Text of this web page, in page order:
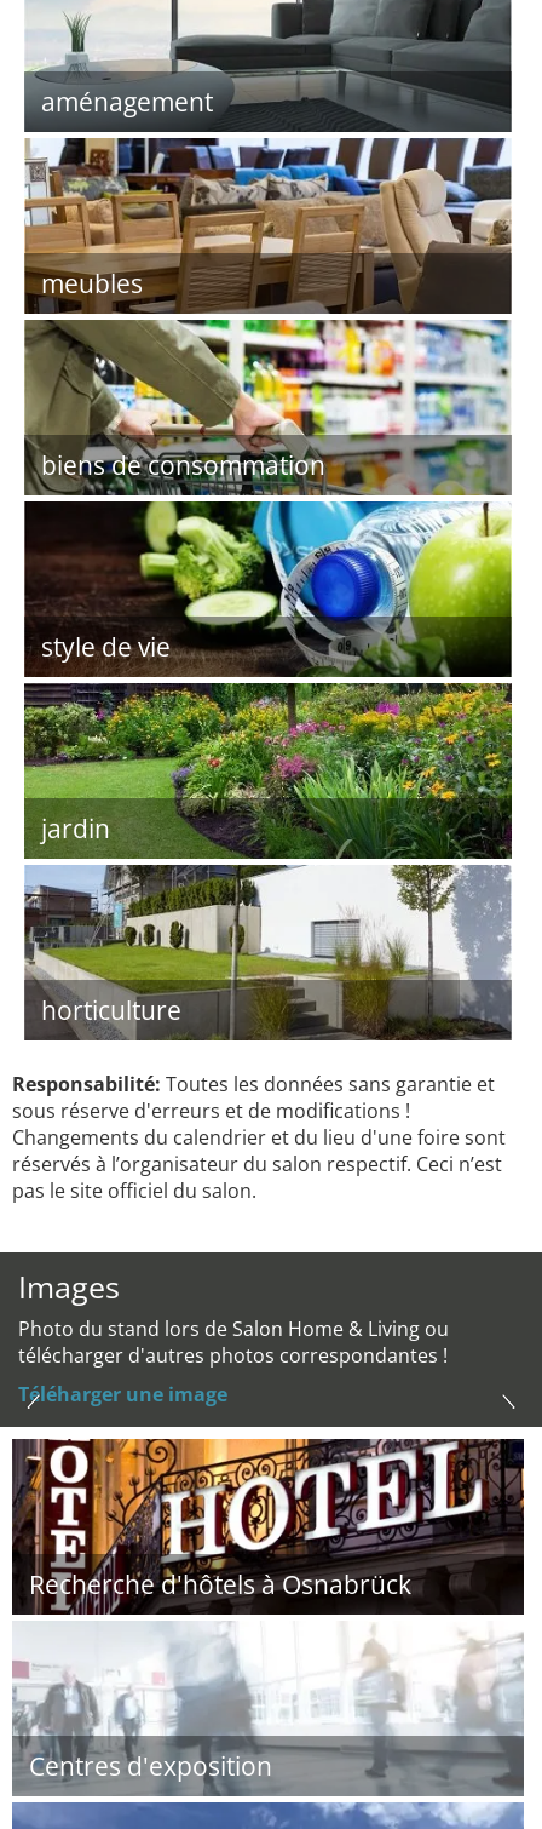
aménagement
meubles
biens de consommation
style de vie
jardin
horticulture
Responsabilité: Toutes les données sans garantie et
sous réserve d'erreurs et de modifications !
Changements du calendrier et du lieu d'une foire sont
réservés à l’organisateur du salon respectif. Ceci n’est
pas le site officiel du salon.
Images
Photo du stand lors de Salon Home & Living ou
télécharger d'autres photos correspondantes !
Téléharger une image
Recherche d'hôtels à Osnabrück
Centres d'exposition